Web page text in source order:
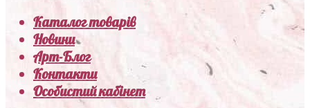
Каталог товарів
Новини
Арт-Блог
Контакти
Особистий кабінет